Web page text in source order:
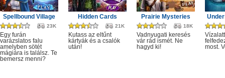
Spellbound Village
23K
Egy furán
varázslatos falu
amelyben sötét
mágiára is találsz. Te
bemersz menni?
Hidden Cards
21K
Kutass az eltűnt
kártyák és a csalók
után!
Prairie Mysteries
18K
Vadnyugati keresés
vár rád ismét. Ne
hagyd ki!
most.